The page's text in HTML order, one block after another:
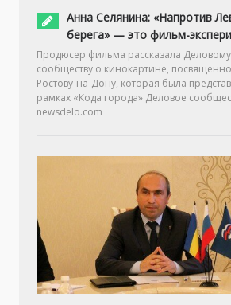
Анна Селянина: «Напротив
берега» — это фильм-
Продюсер фильма рассказала Деловому
сообществу о кинокартине,
Ростову-на-Дону, которая была
рамках «Кода города» Деловое
newsdelo.com